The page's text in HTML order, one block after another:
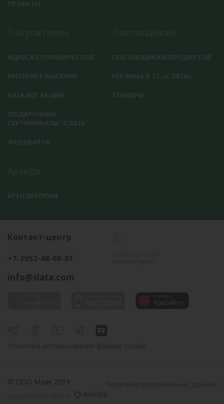
ПРОЕКТЫ
АДРЕСА СУПЕРМАРКЕТОВ
ИНТЕРНЕТ-МАГАЗИН
КАТАЛОГ АКЦИЙ
ПОДАРОЧНЫЕ
СЕРТИФИКАТЫ "СЛАТА"
ФРЕШКАРТА
ПОСТАВЩИКАМ ПРОДУКТОВ
РЕКЛАМА В ТС «СЛАТА»
ТЕНДЕРЫ
АРЕНДАТОРАМ
Контакт-центр
+7-3952-48-08-01
info@slata.com
Политика использования файлов cookie
© OOO Маяк 2019
Политика персональных данных